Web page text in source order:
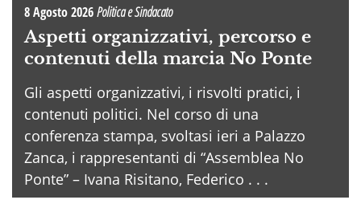
8 Agosto 2026Politica e Sindacato
Aspetti organizzativi, percorso e
contenuti della marcia No Ponte
Gli aspetti organizzativi, i risvolti pratici, i
contenuti politici. Nel corso di una
conferenza stampa, svoltasi ieri a Palazzo
Zanca, i rappresentanti di “Assemblea No
Ponte” – Ivana Risitano, Federico . . .